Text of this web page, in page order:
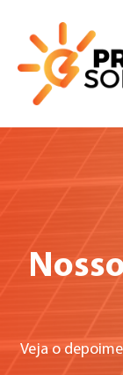
Veja o